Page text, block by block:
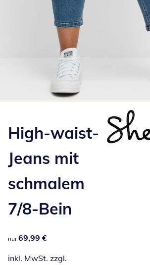
High-waist-
Jeans mit
schmalem
7/8-Bein
69,99 €
nur 69,99 €
inkl. MwSt. zzgl.